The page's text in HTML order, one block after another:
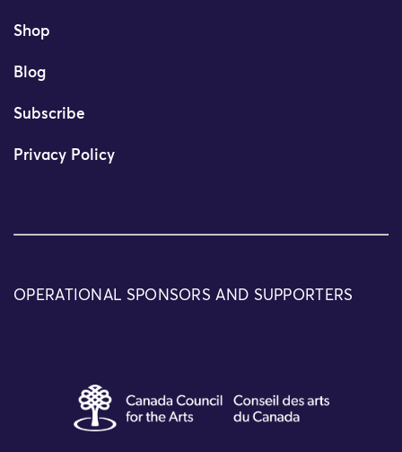
Shop
Blog
Subscribe
Privacy Policy
OPERATIONAL SPONSORS AND SUPPORTERS